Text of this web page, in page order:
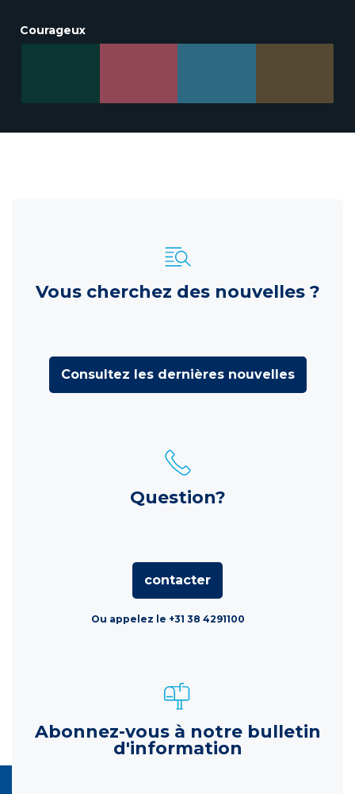
Courageux
Vous cherchez des nouvelles ?
Consultez les dernières nouvelles
Question?
contacter
Ou appelez le +31 38 4291100
Abonnez-vous à notre bulletin
d'information